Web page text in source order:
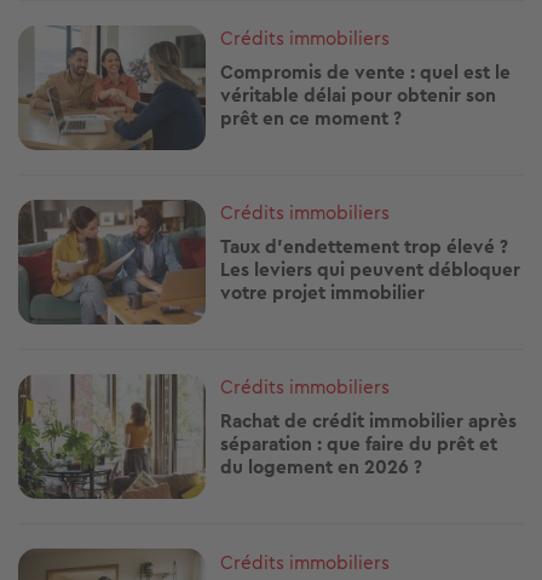
Image
Crédits immobiliers
Compromis de vente : quel est le
véritable délai pour obtenir son
prêt en ce moment ?
Image
Crédits immobiliers
Taux d’endettement trop élevé ?
Les leviers qui peuvent débloquer
votre projet immobilier
Image
Crédits immobiliers
Rachat de crédit immobilier après
séparation : que faire du prêt et
du logement en 2026 ?
Image
Crédits immobiliers